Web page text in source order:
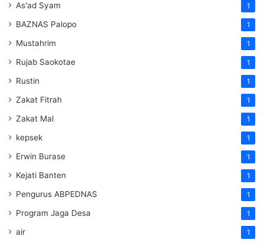
As'ad Syam 1
BAZNAS Palopo 1
Mustahrim 1
Rujab Saokotae 1
Rustin 1
Zakat Fitrah 1
Zakat Mal 1
kepsek 1
Erwin Burase 1
Kejati Banten 1
Pengurus ABPEDNAS 1
Program Jaga Desa 1
air 1